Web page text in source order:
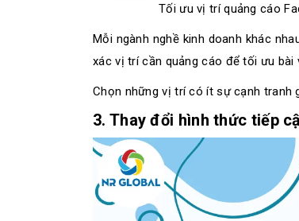
Tối ưu vị trí quảng cáo
Mỗi ngành nghề kinh doanh khác
xác vị trí cần quảng cáo để tối ưu bài
Chọn những vị trí có ít sự cạnh tranh
3. Thay đổi hình thức tiếp